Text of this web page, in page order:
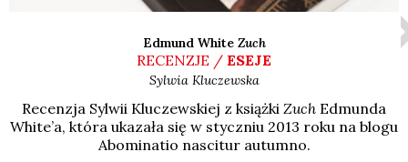
Edmund White Zuch
RECENZJE / ESEJE
Sylwia Kluczewska
Recen­zja Syl­wii Klu­czew­skiej z książ­ki Zuch Edmun­da
Whi­te­’a, któ­ra uka­za­ła się w stycz­niu 2013 roku na blo­gu
Abo­mi­na­tio nasci­tur autum­no.